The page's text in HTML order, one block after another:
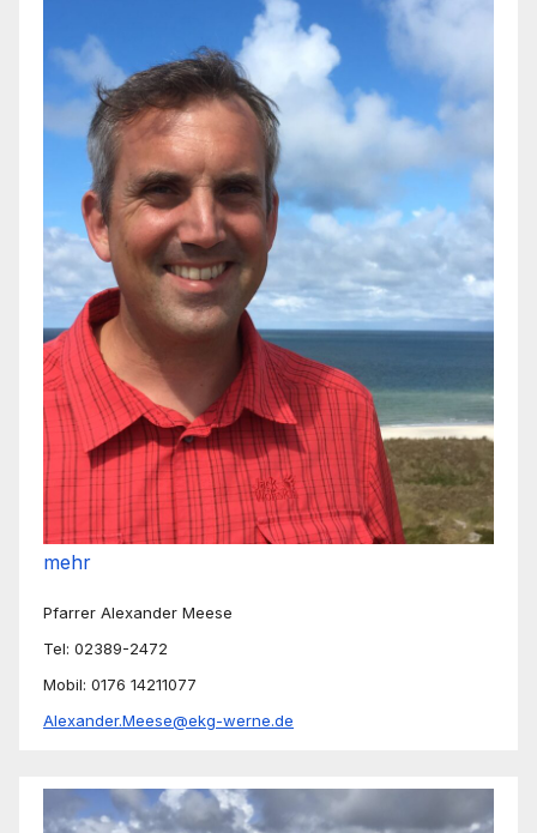
mehr
Pfarrer Alexander Meese
Tel: 02389-2472
Mobil: 0176 14211077
Alexander.Meese@ekg-werne.de